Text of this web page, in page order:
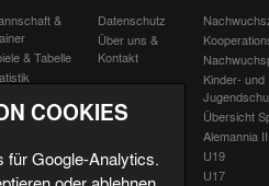
&
& Tabelle
Datenschutz
Über uns &
Kontakt
Kinder- und
Übersicht
Alemannia II
U19
U17
COOKIES
für Google-Analytics.